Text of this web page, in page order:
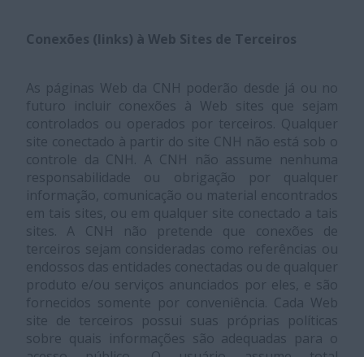
Conexões (links) à Web Sites de Terceiros
As páginas Web da CNH poderão desde já ou no
futuro incluir conexões à Web sites que sejam
controlados ou operados por terceiros. Qualquer
site conectado à partir do site CNH não está sob o
controle da CNH. A CNH não assume nenhuma
responsabilidade ou obrigação por qualquer
informação, comunicação ou material encontrados
em tais sites, ou em qualquer site conectado a tais
sites. A CNH não pretende que conexões de
terceiros sejam consideradas como referências ou
endossos das entidades conectadas ou de qualquer
produto e/ou serviços anunciados por eles, e são
fornecidos somente por conveniência. Cada Web
site de terceiros possui suas próprias políticas
sobre quais informações são adequadas para o